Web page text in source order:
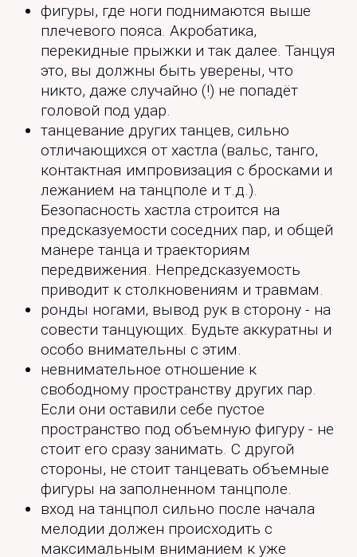
фигуры, где ноги поднимаются выше
плечевого пояса. Акробатика,
перекидные прыжки и так далее. Танцуя
это, вы должны быть уверены, что
никто, даже случайно (!) не попадёт
головой под удар.
танцевание других танцев, сильно
отличающихся от хастла (вальс, танго,
контактная импровизация с бросками и
лежанием на танцполе и т.д.).
Безопасность хастла строится на
предсказуемости соседних пар, и общей
манере танца и траекториям
передвижения. Непредсказуемость
приводит к столкновениям и травмам.
ронды ногами, вывод рук в сторону - на
совести танцующих. Будьте аккуратны и
особо внимательны с этим.
невнимательное отношение к
свободному пространству других пар.
Если они оставили себе пустое
пространство под объемную фигуру - не
стоит его сразу занимать. С другой
стороны, не стоит танцевать объемные
фигуры на заполненном танцполе.
вход на танцпол сильно после начала
мелодии должен происходить с
максимальным вниманием к уже